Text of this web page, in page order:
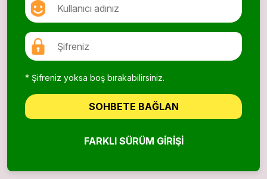
* Şifreniz yoksa boş bırakabilirsiniz.
SOHBETE BAĞLAN
FARKLI SÜRÜM GIRIŞI